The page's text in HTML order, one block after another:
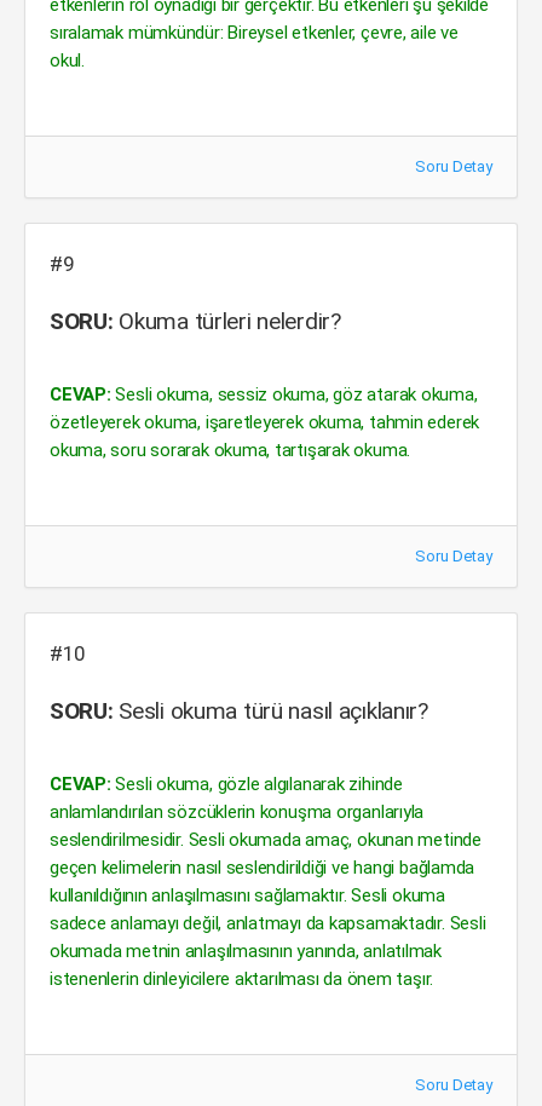
etkenlerin rol oynadığı bir gerçektir. Bu etkenleri şu şekilde
sıralamak mümkündür: Bireysel etkenler, çevre, aile ve
okul.
Soru Detay
#9
SORU: Okuma türleri nelerdir?
CEVAP: Sesli okuma, sessiz okuma, göz atarak okuma,
özetleyerek okuma, işaretleyerek okuma, tahmin ederek
okuma, soru sorarak okuma, tartışarak okuma.
Soru Detay
#10
SORU: Sesli okuma türü nasıl açıklanır?
CEVAP: Sesli okuma, gözle algılanarak zihinde
anlamlandırılan sözcüklerin konuşma organlarıyla
seslendirilmesidir. Sesli okumada amaç, okunan metinde
geçen kelimelerin nasıl seslendirildiği ve hangi bağlamda
kullanıldığının anlaşılmasını sağlamaktır. Sesli okuma
sadece anlamayı değil, anlatmayı da kapsamaktadır. Sesli
okumada metnin anlaşılmasının yanında, anlatılmak
istenenlerin dinleyicilere aktarılması da önem taşır.
Soru Detay